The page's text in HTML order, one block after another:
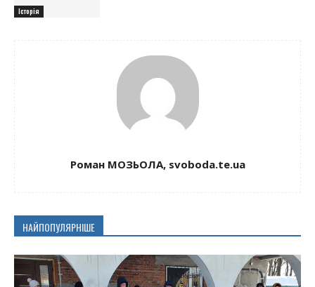
Історія
Роман МОЗЬОЛА, svoboda.te.ua
НАЙПОПУЛЯРНІШЕ